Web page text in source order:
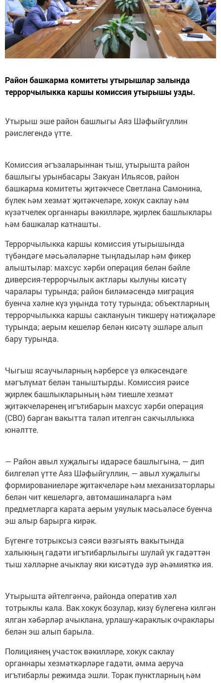
Район башкарма комитеты утырышлар залында
террорчылыкка каршы комиссия утырышы узды.
Утырыш эше район башлыгы Аяз Шәфыйгуллин
рәислегендә үтте.
Комиссия әгъзаларыннан тыш, утырышта район
башлыгы урынбасары Закуан Ильясов, район
башкарма комитеты җитәкчесе Светлана Самонина,
бүлек һәм хезмәт җитәкчеләре, хокук саклау һәм
күзәтчелек органнары вәкилләре, җирлек башлыклары
һәм башкалар катнашты.
Террорчылыкка каршы комиссия утырышында
түбәндәге мәсьәләләрне тыңладылар һәм фикер
алыштылар: махсус хәрби операция белән бәйле
диверсия-террорчылык актлары кылуны кисәтү
чаралары турында; район биләмәсендә миграция
буенча хәлне күз уңында тоту турында; объектларның
террорчылыкка каршы саклануын тикшерү нәтиҗәләре
турында; аерым кешеләр белән кисәтү эшләре алып
бару турында.
Чыгыш ясаучыларның һәрберсе үз өлкәсендәге
мәгълүмат белән таныштырды. Комиссия рәисе
җирлек башлыкларының һәм тиешле хезмәт
җитәкчеләренең игътибарын махсус хәрби операция
(СВО) барган вакытта таләп ителгән сакчыллыкка
юнәлтте.
— Район авыл хуҗалыгы идарәсе башлыгына, — дип
билгеләп үтте Аяз Шәфыйгуллин, — авыл хуҗалыгы
формированиеләре җитәкчеләре һәм механизаторлары
белән чит кешеләргә, автомашиналарга һәм
предметларга карата аерым уяулык мәсьәләсе буенча
эш алыр барырга кирәк.
Бүгенге тотрыксыз сәяси вәзгыять вакытында
халыкның гадәти игътибарлылыгы шулай ук гадәттән
тыш хәлләрне ачыклау яки кисәтүдә зур әһәмияткә ия.
Утырышта әйтелгәнчә, районда оператив хәл
тотрыклы кала. Вак хокук бозулар, кизү бүлегенә килгән
ялган хәбәрләр ачыклана, урлашу-караклык очраклары
белән эш алып барыла.
Полициянең участок вәкилләре, хокук саклау
органнары хезмәткәрләре гадәти, әмма аеруча
игътибарлы режимда эшли. Торак пунктларның һәм